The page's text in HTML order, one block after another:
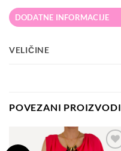
DODATNE INFORMACIJE
VELIČINE
POVEZANI PROIZVODI